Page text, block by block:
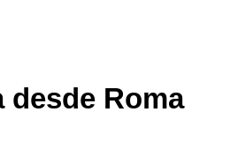
desde Roma